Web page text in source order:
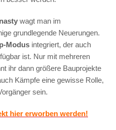
wagt man im
grundlegende Neuerungen.
Modus integriert, der auch
ist. Nur mit mehreren
ihr dann größere Bauprojekte
Kämpfe eine gewisse Rolle,
sein.
hier erworben werden!